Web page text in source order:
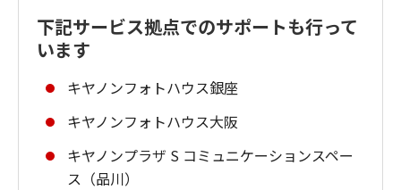
下記サービス拠点でのサポートも行って
います
キヤノンフォトハウス銀座
キヤノンフォトハウス大阪
キヤノンプラザ S コミュニケーションスペー
ス（品川）